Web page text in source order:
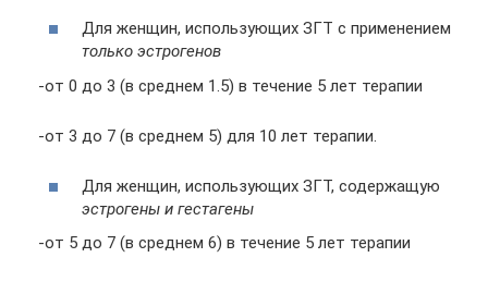
Для женщин, использующих ЗГТ с применением
только эстрогенов
-от 0 до 3 (в среднем 1.5) в течение 5 лет терапии
-от 3 до 7 (в среднем 5) для 10 лет терапии.
Для женщин, использующих ЗГТ, содержащую
эстрогены и гестагены
-от 5 до 7 (в среднем 6) в течение 5 лет терапии